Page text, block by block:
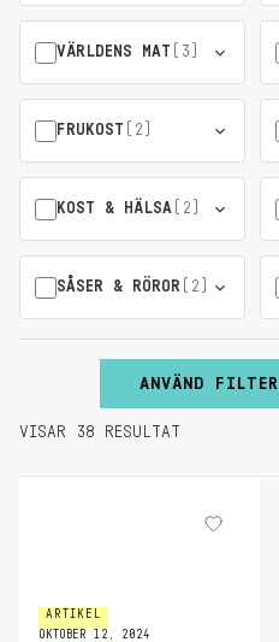
VÄRLDENS MAT (3)
FRUKOST (2)
KOST & HÄLSA (2)
SÅSER & RÖROR (2)
ANVÄND FILTER
VISAR 38 RESULTAT
ARTIKEL
OKTOBER 12, 2024